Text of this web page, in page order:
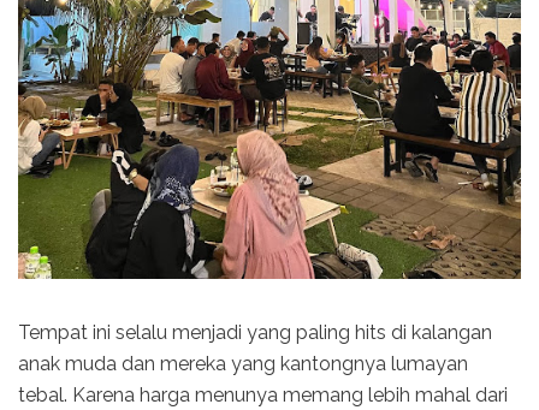
Tempat ini selalu menjadi yang paling hits di kalangan
anak muda dan mereka yang kantongnya lumayan
tebal. Karena harga menunya memang lebih mahal dari